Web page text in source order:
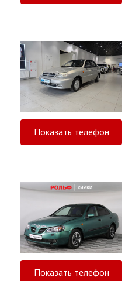
Показать телефон
Показать телефон